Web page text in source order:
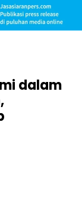
dalam